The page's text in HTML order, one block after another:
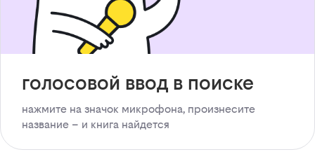
голосовой ввод в поиске
нажмите на значок микрофона, произнесите
название – и книга найдется